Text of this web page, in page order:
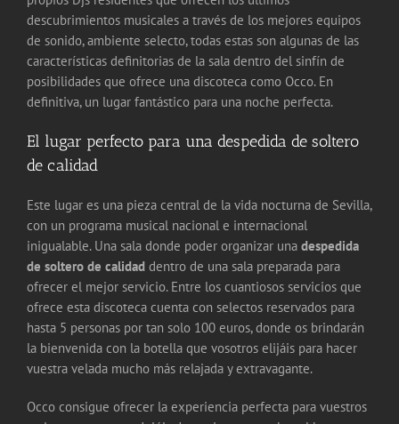
descubrimientos musicales a través de los mejores equipos
de sonido, ambiente selecto, todas estas son algunas de las
características definitorias de la sala dentro del sinfín de
posibilidades que ofrece una discoteca como Occo. En
definitiva, un lugar fantástico para una noche perfecta.
El lugar perfecto para una despedida de soltero
de calidad
Este lugar es una pieza central de la vida nocturna de Sevilla,
con un programa musical nacional e internacional
inigualable. Una sala donde poder organizar una despedida
de soltero de calidad dentro de una sala preparada para
ofrecer el mejor servicio. Entre los cuantiosos servicios que
ofrece esta discoteca cuenta con selectos reservados para
hasta 5 personas por tan solo 100 euros, donde os brindarán
la bienvenida con la botella que vosotros elijáis para hacer
vuestra velada mucho más relajada y extravagante.
Occo consigue ofrecer la experiencia perfecta para vuestros